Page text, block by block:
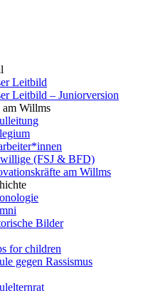
Leitbild
Leitbild – Juniorversion
am Willms
(FSJ & BFD)
am Willms
Bilder
for children
gegen Rassismus